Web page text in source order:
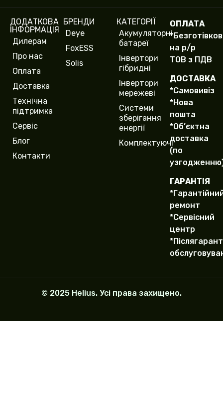
ф
н
у
c
o
y
)
ДОДАТКОВА
ІНФОРМАЦІЯ
Дилерам
Про нас
Оплата
Доставка
Технічна
підтримка
Сервіс
Блог
Контакти
БРЕНДИ
Deye
FoxESS
Solis
КАТЕГОРІЇ
Акумуляторні
батареї
Інвертори
гібридні
Інвертори
мережеві
Системи
зберігання
енергії
Комплектуючі
ОПЛАТА
на р/р
ТОВ з ПДВ
ДОСТАВКА
*Самовивіз
*Нова
пошта
*Об’єктна
доставка
(по
ГАРАНТІЯ
ремонт
*Сервісний
центр
© 2025 Helius. Усі права захищено.